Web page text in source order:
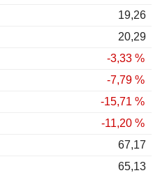
19,26
20,29
-3,33 %
-7,79 %
-15,71 %
-11,20 %
67,17
65,13